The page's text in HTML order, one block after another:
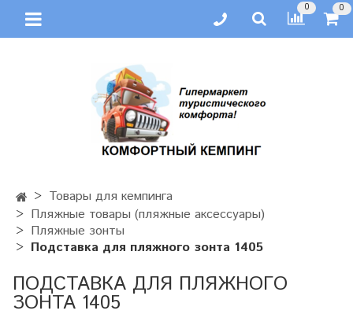
0 0
Товары для кемпинга
Пляжные товары (пляжные аксессуары)
Пляжные зонты
Подставка для пляжного зонта 1405
ПОДСТАВКА ДЛЯ ПЛЯЖНОГО
ЗОНТА 1405